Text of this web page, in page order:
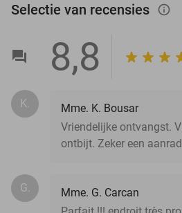
Selectie van recensies info_outlined
8,8
K.
Mme. K. Bousar
Vriendelijke ontvangst.
ontbijt. Zeker een
G.
Mme. G. Carcan